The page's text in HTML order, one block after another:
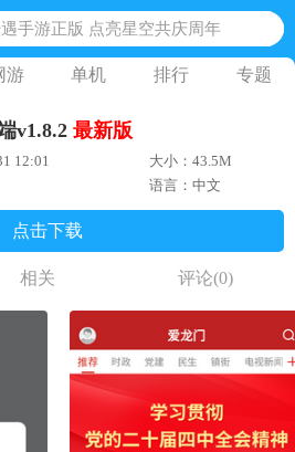
手游正版 点亮星空共庆周年
醒生机腾讯正版 黎明觉醒生机国际服
者传奇 正版奥特曼游戏
体验服国际服 地铁跑酷体验服版本
游 单机 排行 专题
v1.8.2 最新版
12:01
大小：43.5M
语言：中文
点击下载
相关 评论(0)